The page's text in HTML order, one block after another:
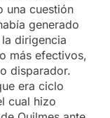
una cuestión
generado
dirigencia
más efectivos,
disparador.
era ciclo
cual hizo